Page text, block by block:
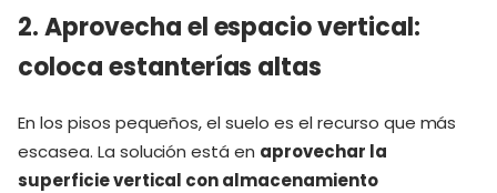
2. Aprovecha el espacio vertical:
coloca estanterías altas
En los pisos pequeños, el suelo es el recurso que más
escasea. La solución está en aprovechar la
superficie vertical con almacenamiento